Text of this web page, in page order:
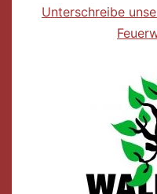
Unterschreibe